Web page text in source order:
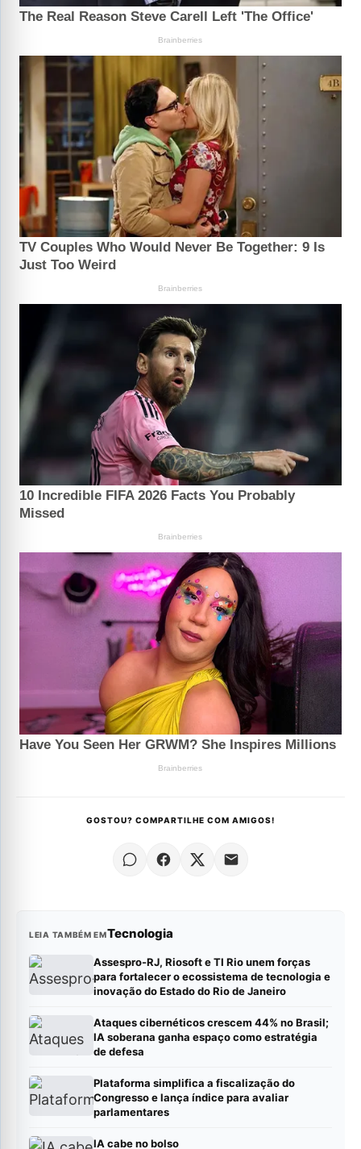
GOSTOU? COMPARTILHE COM AMIGOS!
LEIA TAMBÉM EMTecnologia
Assespro-RJ, Riosoft e TI Rio unem forças
para fortalecer o ecossistema de tecnologia e
inovação do Estado do Rio de Janeiro
Ataques cibernéticos crescem 44% no Brasil;
IA soberana ganha espaço como estratégia
de defesa
Plataforma simplifica a fiscalização do
Congresso e lança índice para avaliar
parlamentares
IA cabe no bolso